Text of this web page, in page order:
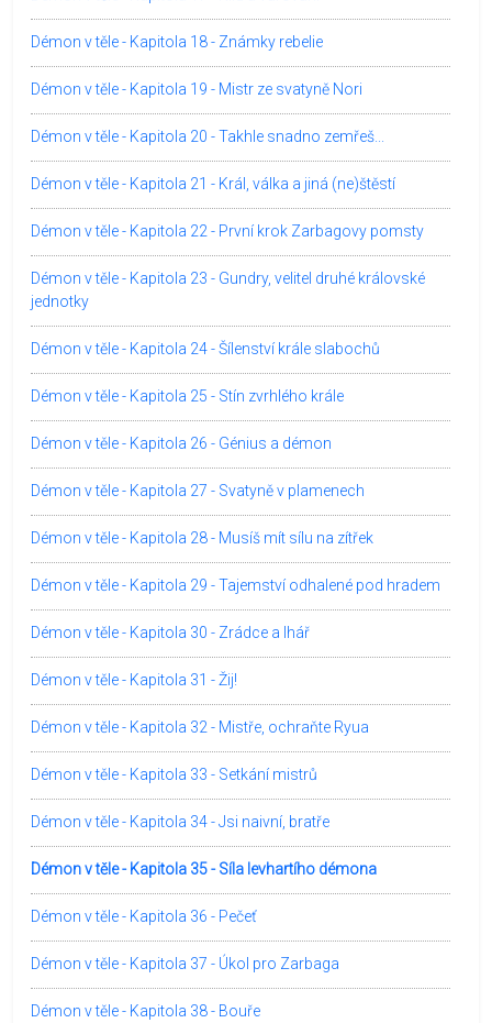
Démon v těle - Kapitola 18 - Známky rebelie
Démon v těle - Kapitola 19 - Mistr ze svatyně Nori
Démon v těle - Kapitola 20 - Takhle snadno zemřeš...
Démon v těle - Kapitola 21 - Král, válka a jiná (ne)štěstí
Démon v těle - Kapitola 22 - První krok Zarbagovy pomsty
Démon v těle - Kapitola 23 - Gundry, velitel druhé královské
jednotky
Démon v těle - Kapitola 24 - Šílenství krále slabochů
Démon v těle - Kapitola 25 - Stín zvrhlého krále
Démon v těle - Kapitola 26 - Génius a démon
Démon v těle - Kapitola 27 - Svatyně v plamenech
Démon v těle - Kapitola 28 - Musíš mít sílu na zítřek
Démon v těle - Kapitola 29 - Tajemství odhalené pod hradem
Démon v těle - Kapitola 30 - Zrádce a lhář
Démon v těle - Kapitola 31 - Žij!
Démon v těle - Kapitola 32 - Mistře, ochraňte Ryua
Démon v těle - Kapitola 33 - Setkání mistrů
Démon v těle - Kapitola 34 - Jsi naivní, bratře
Démon v těle - Kapitola 35 - Síla levhartího démona
Démon v těle - Kapitola 36 - Pečeť
Démon v těle - Kapitola 37 - Úkol pro Zarbaga
Démon v těle - Kapitola 38 - Bouře